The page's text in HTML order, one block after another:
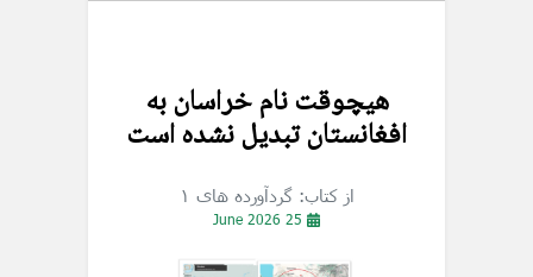
هیچوقت نام خراسان به
افغانستان تبدیل نشده است
از کتاب: گردآورده های ۱
25 June 2026